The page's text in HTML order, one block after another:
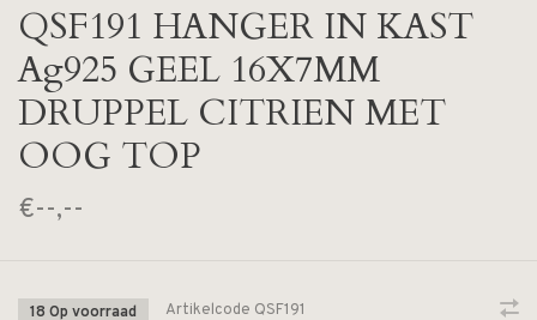
QSF191 HANGER IN KAST
Ag925 GEEL 16X7MM
DRUPPEL CITRIEN MET
OOG TOP
€--,--
18 Op voorraad Artikelcode QSF191